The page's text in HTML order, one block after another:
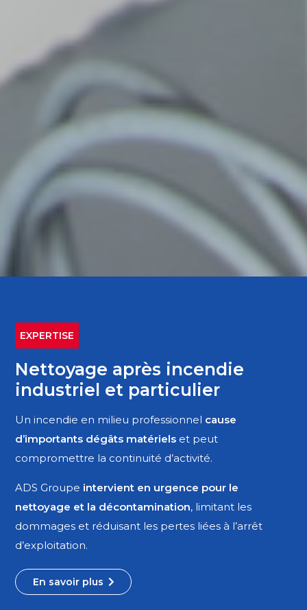
EXPERTISE
Nettoyage après incendie
industriel et particulier
Un incendie en milieu professionnel cause
d’importants dégâts matériels et peut
compromettre la continuité d’activité.
ADS Groupe intervient en urgence pour le
nettoyage et la décontamination, limitant les
dommages et réduisant les pertes liées à l’arrêt
d’exploitation.
En savoir plus